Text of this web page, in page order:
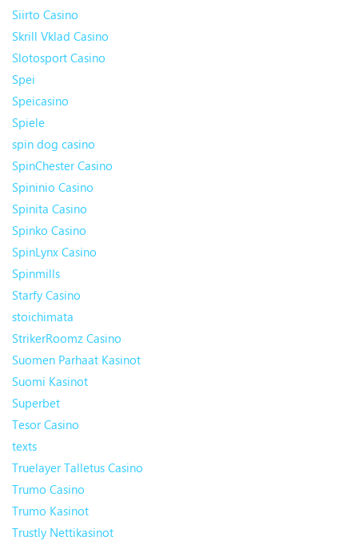
Siirto Casino
Skrill Vklad Casino
Slotosport Casino
Spei
Speicasino
Spiele
spin dog casino
SpinChester Casino
Spininio Casino
Spinita Casino
Spinko Casino
SpinLynx Casino
Spinmills
Starfy Casino
stoichimata
StrikerRoomz Casino
Suomen Parhaat Kasinot
Suomi Kasinot
Superbet
Tesor Casino
texts
Truelayer Talletus Casino
Trumo Casino
Trumo Kasinot
Trustly Nettikasinot